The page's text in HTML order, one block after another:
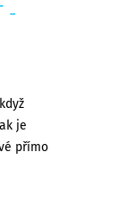
-
je
přímo